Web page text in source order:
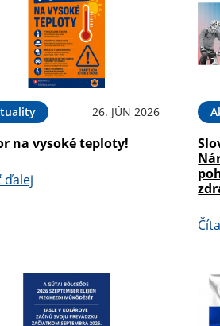
26. JÚN 2026
na vysoké teploty!
ďalej